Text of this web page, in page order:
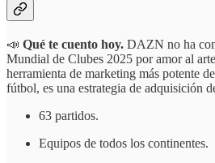
📣 Qué te cuento hoy. DAZN no ha
Mundial de Clubes 2025 por amor al
herramienta de marketing más potente
fútbol, es una estrategia de adquisición
63 partidos.
Equipos de todos los continentes.